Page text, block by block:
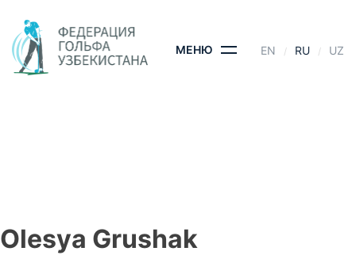
content
МЕНЮ EN RU UZ
Olesya Grushak